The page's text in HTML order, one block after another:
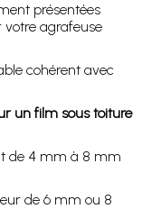
présentées
agrafeuse
cohérent avec
un film sous toiture
de 4 mm à 8 mm
de 6 mm ou 8